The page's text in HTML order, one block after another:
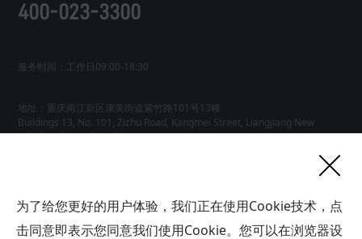
400-023-3300
服务时间：工作日09:00-18:30
地址：重庆两江新区康美街道紫竹路101号13幢
Buildings 13, No. 101, Zizhu Road, Kangmei Street, Liangjiang New
网站地图 工业AI智能体
为了给您更好的用户体验，我们正在使用Cookie技术，点
击同意即表示您同意我们使用Cookie。您可以在浏览器设